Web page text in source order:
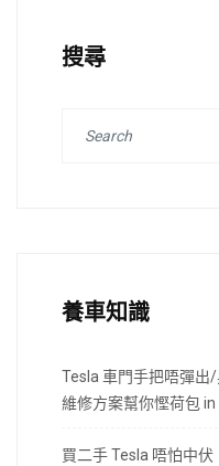
搜尋
養車知識
Tesla 車門手把唔彈出
維修方案幫你慳荷包 in
買二手 Tesla 唔怕中